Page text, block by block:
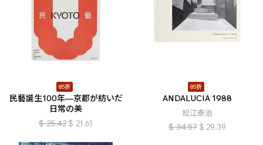
85折
民藝誕生100年—京都が紡いだ
日常の美
$ 25.42 $ 21.61
85折
ANDALUCIA 1988
松江泰治
$ 34.57 $ 29.39